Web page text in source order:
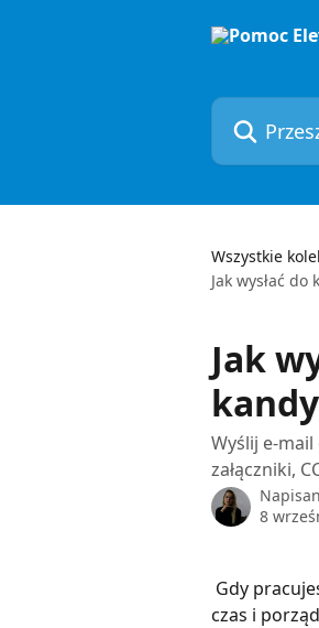
Przeszukaj
Wszystkie
Jak wysłać
Jak
Wyślij e-
załączniki,
8
czas i